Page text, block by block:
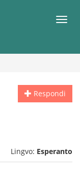
Respondi
Lingvo: Esperanto